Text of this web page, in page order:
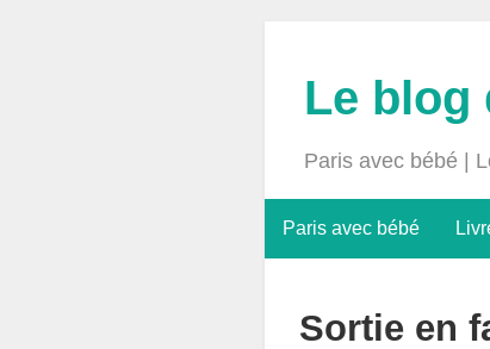
Le blog
Paris avec bébé |
Paris avec bébé
Sortie en